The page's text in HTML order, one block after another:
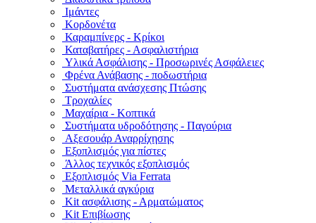
Ιμάντες
Κορδονέτα
Καραμπίνερς - Κρίκοι
Καταβατήρες - Ασφαλιστήρια
Υλικά Ασφάλισης - Προσωρινές Ασφάλειες
Φρένα Ανάβασης - ποδωστήρια
Συστήματα ανάσχεσης Πτώσης
Τροχαλίες
Μαχαίρια - Κοπτικά
Συστήματα υδροδότησης - Παγούρια
Αξεσουάρ Αναρρίχησης
Εξοπλισμός για πίστες
Άλλος τεχνικός εξοπλισμός
Εξοπλισμός Via Ferrata
Μεταλλικά αγκύρια
Kit ασφάλισης - Αρματώματος
Kit Επιβίωσης